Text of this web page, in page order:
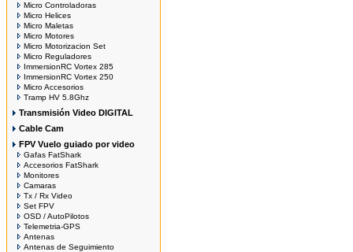
Micro Controladoras
Micro Helices
Micro Maletas
Micro Motores
Micro Motorizacion Set
Micro Reguladores
ImmersionRC Vortex 285
ImmersionRC Vortex 250
Micro Accesorios
Tramp HV 5.8Ghz
Transmisión Video DIGITAL
Cable Cam
FPV Vuelo guiado por video
Gafas FatShark
Accesorios FatShark
Monitores
Camaras
Tx / Rx Video
Set FPV
OSD / AutoPilotos
Telemetria-GPS
Antenas
Antenas de Seguimiento